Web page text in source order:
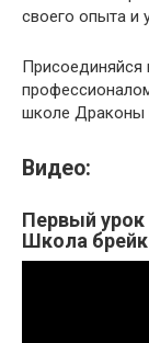
своего опыта и
Присоединяйся
школе Драконы
Видео:
Первый урок
Школа